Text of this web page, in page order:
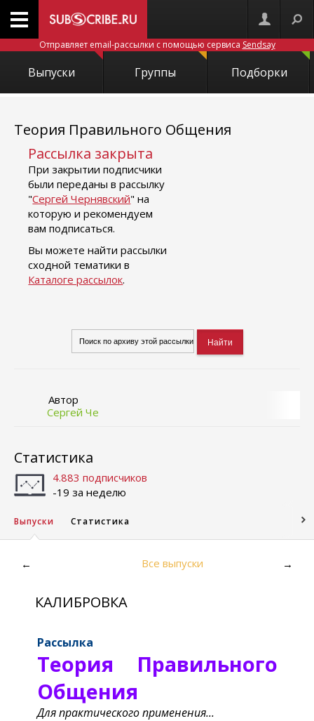
Отправляет email-рассылки с помощью сервиса Sendsay
Выпуски Группы Подборки
Теория Правильного Общения
Рассылка закрыта
При закрытии подписчики
были переданы в рассылку
"Сергей Чернявский" на
которую и рекомендуем
вам подписаться.
Вы можете найти рассылки
сходной тематики в
Каталоге рассылок.
Автор
Сергей Че
Статистика
4.883 подписчиков
-19 за неделю
Выпуски Статистика
← Все выпуски →
КАЛИБРОВКА
Рассылка
Теория Правильного
Общения
Для практического применения...